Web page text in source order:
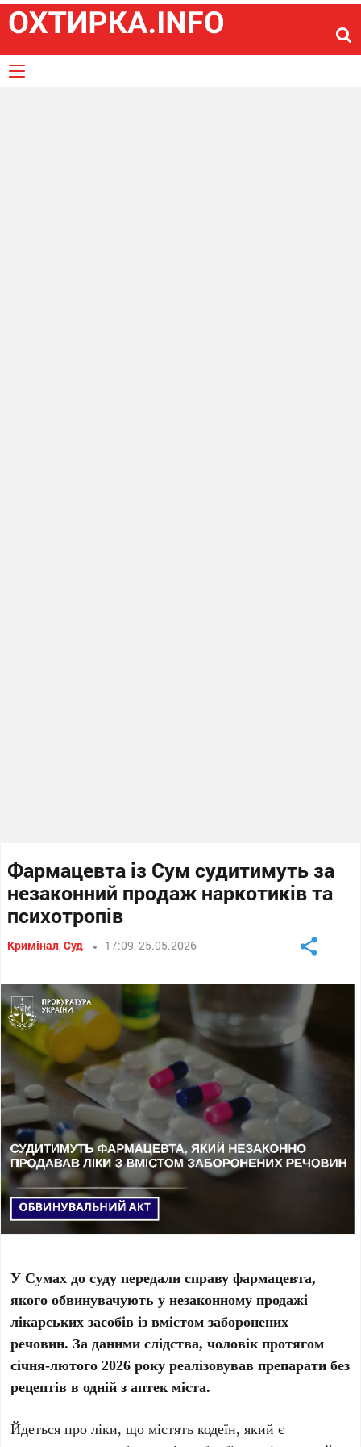
Фармацевта із Сум судитимуть за
незаконний продаж наркотиків та
психотропів
Кримінал,Суд 17:09, 25.05.2026
У Сумах до суду передали справу фармацевта,
якого обвинувачують у незаконному продажі
лікарських засобів із вмістом заборонених
речовин. За даними слідства, чоловік протягом
січня-лютого 2026 року реалізовував препарати без
рецептів в одній з аптек міста.
Йдеться про ліки, що містятькодеїн, який є